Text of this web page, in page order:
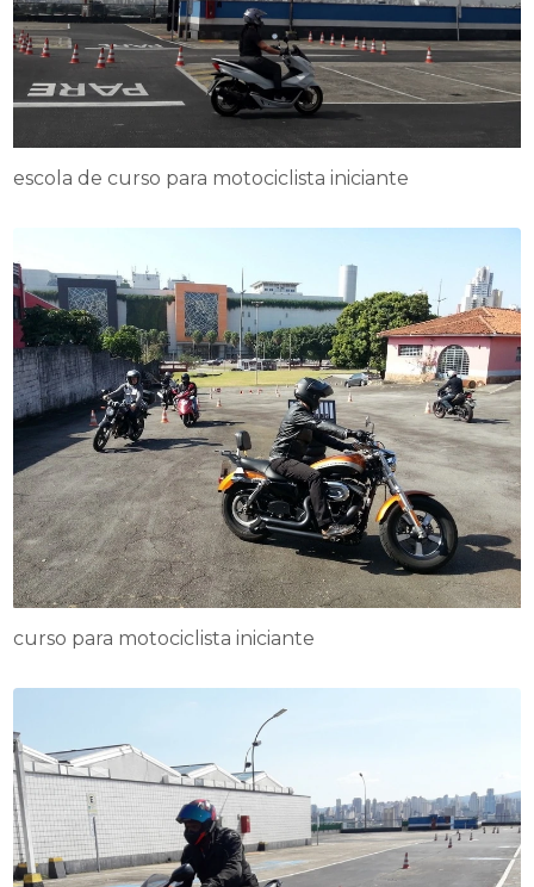
escola de curso para motociclista iniciante
curso para motociclista iniciante